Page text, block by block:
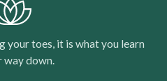
your toes, it is what you learn
way down.